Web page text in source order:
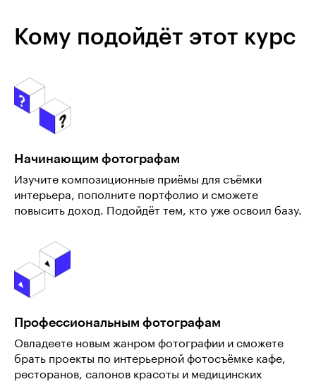
Кому подойдёт этот курс
Начинающим фотографам
Изучите композиционные приёмы для съёмки
интерьера, пополните портфолио и сможете
повысить доход. Подойдёт тем, кто уже освоил базу.
Профессиональным фотографам
Овладеете новым жанром фотографии и сможете
брать проекты по интерьерной фотосъёмке кафе,
ресторанов, салонов красоты и медицинских